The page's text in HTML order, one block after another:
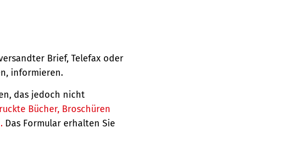
Brief, Telefax oder
informieren.
das jedoch nicht
Bücher, Broschüren
Das Formular erhalten Sie